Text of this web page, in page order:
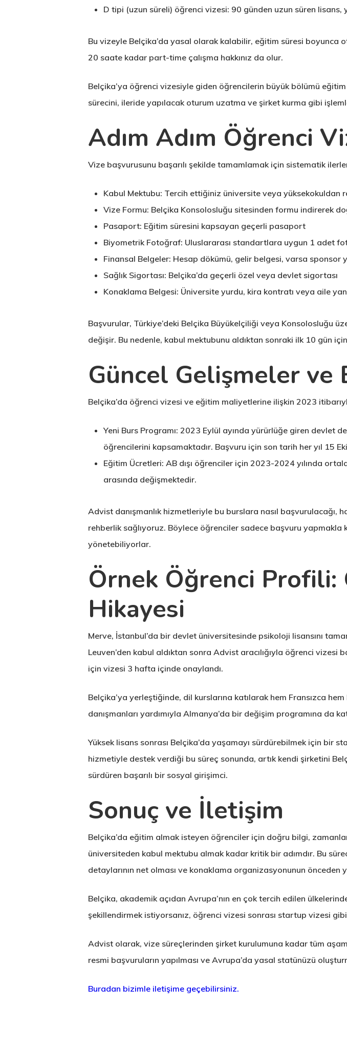
D tipi (uzun süreli) öğrenci vizesi: 90 günden uzun süren
Bu vizeyle Belçika’da yasal olarak kalabilir, eğitim süresi
20 saate kadar part-time çalışma hakkınız da olur.
Belçika’ya öğrenci vizesiyle giden öğrencilerin büyük bölümü
sürecini, ileride yapılacak oturum uzatma ve şirket kurma gibi
Adım Adım Öğrenci
Vize başvurusunu başarılı şekilde tamamlamak için sistematik
Kabul Mektubu: Tercih ettiğiniz üniversite veya yüksekokuldan
Vize Formu: Belçika Konsolosluğu sitesinden formu indirerek
Pasaport: Eğitim süresini kapsayan geçerli pasaport
Biyometrik Fotoğraf: Uluslararası standartlara uygun 1 adet
Finansal Belgeler: Hesap dökümü, gelir belgesi, varsa sponsor
Sağlık Sigortası: Belçika’da geçerli özel veya devlet sigortası
Konaklama Belgesi: Üniversite yurdu, kira kontratı veya aile
Başvurular, Türkiye’deki Belçika Büyükelçiliği veya Konsolosluğu
değişir. Bu nedenle, kabul mektubunu aldıktan sonraki ilk 10 gün
Güncel Gelişmeler ve
Belçika’da öğrenci vizesi ve eğitim maliyetlerine ilişkin 2023
Yeni Burs Programı: 2023 Eylül ayında yürürlüğe giren devlet
öğrencilerini kapsamaktadır. Başvuru için son tarih her yıl 15
Eğitim Ücretleri: AB dışı öğrenciler için 2023-2024 yılında
arasında değişmektedir.
Advist danışmanlık hizmetleriyle bu burslara nasıl
rehberlik sağlıyoruz. Böylece öğrenciler sadece başvuru yapmakla
yönetebiliyorlar.
Örnek Öğrenci Profili:
Hikayesi
Merve, İstanbul’da bir devlet üniversitesinde psikoloji lisansını
Leuven’den kabul aldıktan sonra Advist aracılığıyla öğrenci
için vizesi 3 hafta içinde onaylandı.
Belçika’ya yerleştiğinde, dil kurslarına katılarak hem Fransızca
danışmanları yardımıyla Almanya’da bir değişim programına da
Yüksek lisans sonrası Belçika’da yaşamayı sürdürebilmek için bir
hizmetiyle destek verdiği bu süreç sonunda, artık kendi şirketini
sürdüren başarılı bir sosyal girişimci.
Sonuç ve İletişim
Belçika’da eğitim almak isteyen öğrenciler için doğru bilgi,
üniversiteden kabul mektubu almak kadar kritik bir adımdır. Bu
detaylarının net olması ve konaklama organizasyonunun önceden
Belçika, akademik açıdan Avrupa’nın en çok tercih edilen
şekillendirmek istiyorsanız, öğrenci vizesi sonrası startup vizesi
Advist olarak, vize süreçlerinden şirket kurulumuna kadar tüm
resmi başvuruların yapılması ve Avrupa’da yasal statünüzü
Buradan bizimle iletişime geçebilirsiniz.